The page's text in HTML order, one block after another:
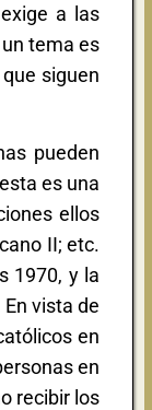
a las
tema es
siguen
pueden
es una
ellos
II; etc.
1970, y la
vista de
en
en
recibir los